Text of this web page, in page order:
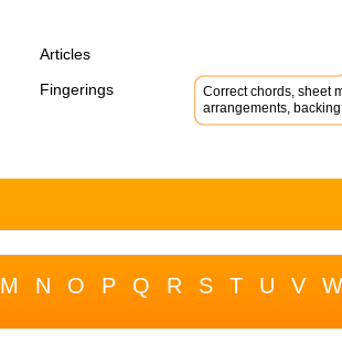
Articles
Fingerings
Correct chords, sheet
arrangements,
M N O P Q R S T U V W